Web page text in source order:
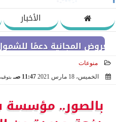
الأخبار
دعمًا للشمول
منوعات
الخميس، 18 مارس 2021
11:47 صـ
بالصور.. مؤسسة